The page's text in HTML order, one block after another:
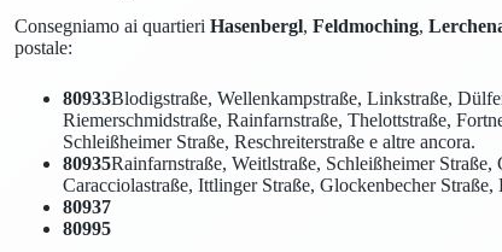
Consegniamo ai quartieri Hasenbergl, Feldmoching,
postale:
80933Blodigstraße, Wellenkampstraße, Linkstraße,
Riemerschmidstraße, Rainfarnstraße, Thelottstraße,
Schleißheimer Straße, Reschreiterstraße e altre ancora.
80935Rainfarnstraße, Weitlstraße, Schleißheimer
Caracciolastraße, Ittlinger Straße, Glockenbecher Straße,
80937
80995